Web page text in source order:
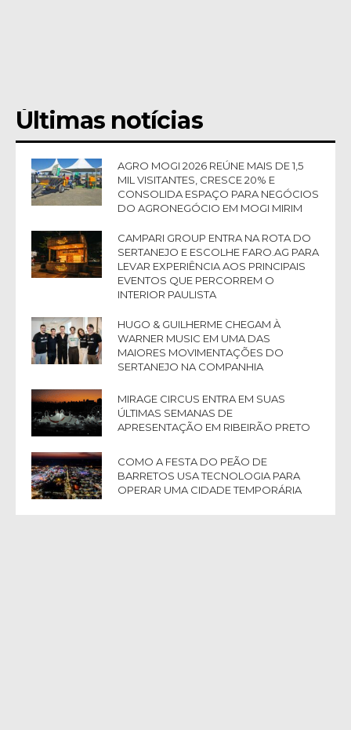
Últimas notícias
AGRO MOGI 2026 REÚNE MAIS DE 1,5
MIL VISITANTES, CRESCE 20% E
CONSOLIDA ESPAÇO PARA NEGÓCIOS
DO AGRONEGÓCIO EM MOGI MIRIM
CAMPARI GROUP ENTRA NA ROTA DO
SERTANEJO E ESCOLHE FARO.AG PARA
LEVAR EXPERIÊNCIA AOS PRINCIPAIS
EVENTOS QUE PERCORREM O
INTERIOR PAULISTA
HUGO & GUILHERME CHEGAM À
WARNER MUSIC EM UMA DAS
MAIORES MOVIMENTAÇÕES DO
SERTANEJO NA COMPANHIA
MIRAGE CIRCUS ENTRA EM SUAS
ÚLTIMAS SEMANAS DE
APRESENTAÇÃO EM RIBEIRÃO PRETO
COMO A FESTA DO PEÃO DE
BARRETOS USA TECNOLOGIA PARA
OPERAR UMA CIDADE TEMPORÁRIA